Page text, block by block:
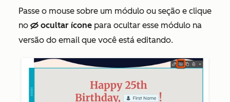
Passe o mouse sobre um módulo ou seção e clique
no hide ocultar ícone para ocultar esse módulo na
versão do email que você está editando.